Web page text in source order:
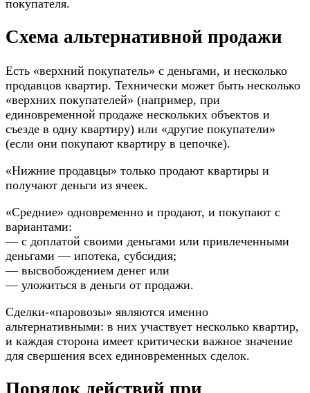
покупателя.
Схема альтернативной продажи
Есть «верхний покупатель» с деньгами, и несколько
продавцов квартир. Технически может быть несколько
«верхних покупателей» (например, при
единовременной продаже нескольких объектов и
съезде в одну квартиру) или «другие покупатели»
(если они покупают квартиру в цепочке).
«Нижние продавцы» только продают квартиры и
получают деньги из ячеек.
«Средние» одновременно и продают, и покупают с
вариантами:
— с доплатой своими деньгами или привлеченными
деньгами — ипотека, субсидия;
— высвобождением денег или
— уложиться в деньги от продажи.
Сделки-«паровозы» являются именно
альтернативными: в них участвует несколько квартир,
и каждая сторона имеет критически важное значение
для свершения всех единовременных сделок.